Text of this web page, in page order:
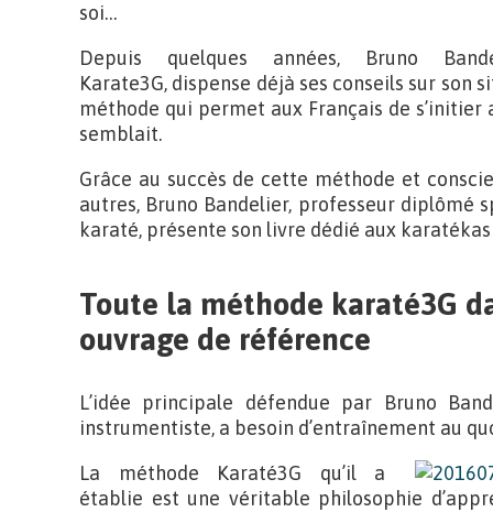
soi…
Depuis quelques années, Bruno
Karate3G, dispense déjà ses conseils sur son
méthode qui permet aux Français de
semblait.
Grâce au succès de cette méthode et
autres, Bruno Bandelier, professeur diplômé
karaté, présente son livre dédié aux karatékas
Toute la méthode karaté3G
ouvrage de référence
L’idée principale défendue par Bruno
instrumentiste, a besoin d’entraînement au
La méthode Karaté3G qu’il a
établie est une véritable philosophie